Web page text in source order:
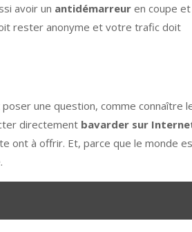
avoir un antidémarreur en coupe et
rester anonyme et votre trafic doit
une question, comme connaître
directement bavarder sur
ont à offrir. Et, parce que le monde